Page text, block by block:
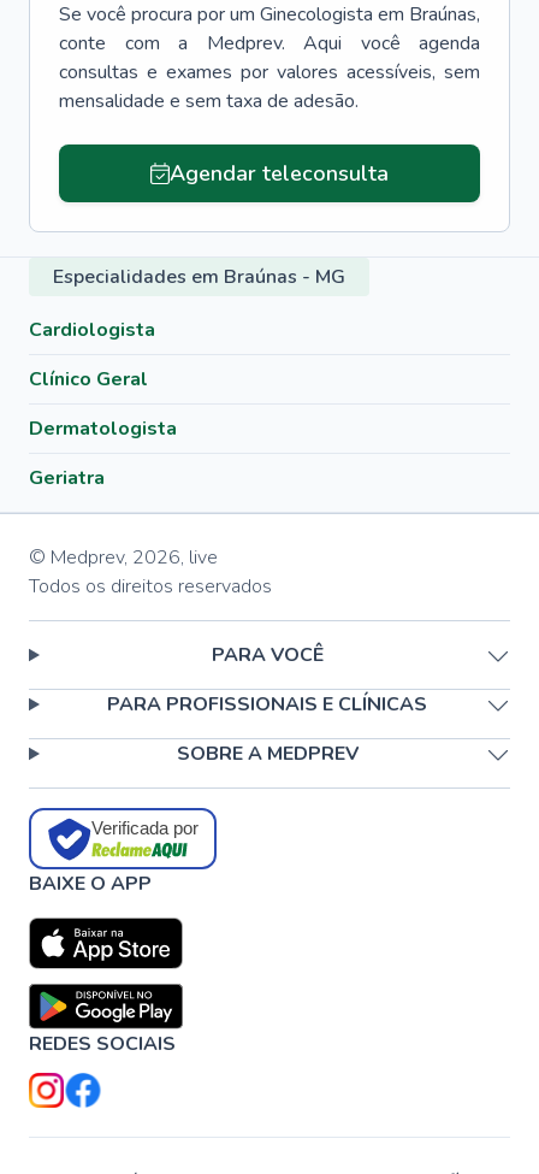
Se você procura por um Ginecologista em Braúnas,
conte com a Medprev. Aqui você agenda
consultas e exames por valores acessíveis, sem
mensalidade e sem taxa de adesão.
Agendar teleconsulta
Especialidades em Braúnas - MG
Cardiologista
Clínico Geral
Dermatologista
Geriatra
© Medprev, 2026, live
Todos os direitos reservados
PARA VOCÊ
PARA PROFISSIONAIS E CLÍNICAS
SOBRE A MEDPREV
Verificada por
BAIXE O APP
REDES SOCIAIS